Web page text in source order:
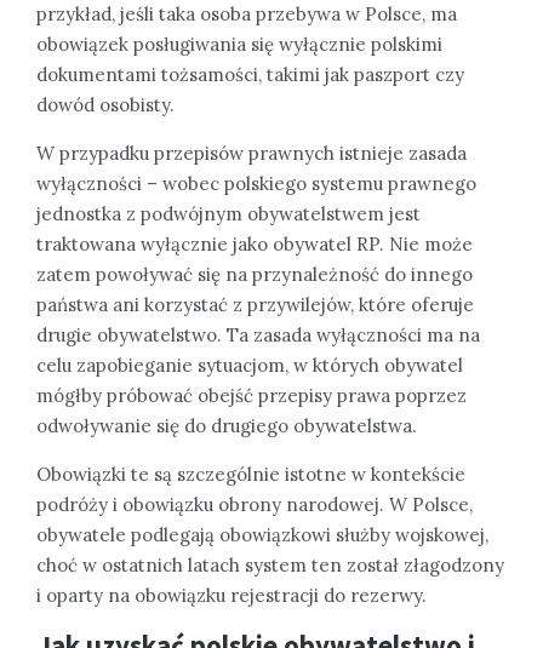
przykład, jeśli taka osoba przebywa w Polsce, ma
obowiązek posługiwania się wyłącznie polskimi
dokumentami tożsamości, takimi jak paszport czy
dowód osobisty.
W przypadku przepisów prawnych istnieje zasada
wyłączności – wobec polskiego systemu prawnego
jednostka z podwójnym obywatelstwem jest
traktowana wyłącznie jako obywatel RP. Nie może
zatem powoływać się na przynależność do innego
państwa ani korzystać z przywilejów, które oferuje
drugie obywatelstwo. Ta zasada wyłączności ma na
celu zapobieganie sytuacjom, w których obywatel
mógłby próbować obejść przepisy prawa poprzez
odwoływanie się do drugiego obywatelstwa.
Obowiązki te są szczególnie istotne w kontekście
podróży i obowiązku obrony narodowej. W Polsce,
obywatele podlegają obowiązkowi służby wojskowej,
choć w ostatnich latach system ten został złagodzony
i oparty na obowiązku rejestracji do rezerwy.